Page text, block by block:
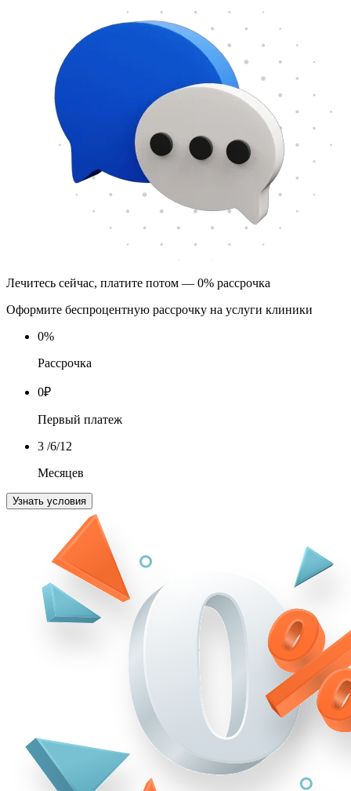
Лечитесь сейчас, платите потом — 0% рассрочка
Оформите беспроцентную рассрочку на услуги клиники
0%
Рассрочка
0₽
Первый платеж
3 /6/12
Месяцев
Узнать условия